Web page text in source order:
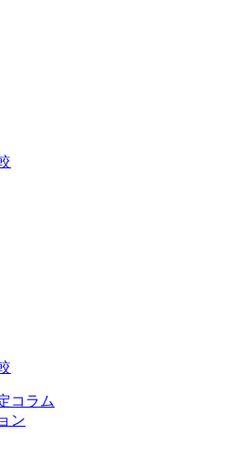
コラム
ン